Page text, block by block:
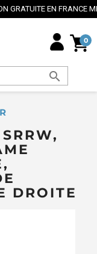
DÈS 70€ ⭐
0
search
DROITE